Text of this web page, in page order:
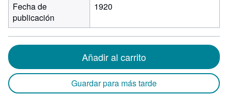
Fecha de
publicación
1920
Añadir al carrito
Guardar para más tarde